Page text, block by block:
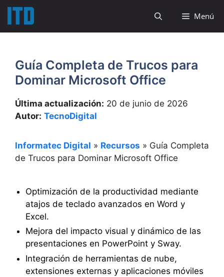
Saltar
contenido
Menú
Guía Completa de Trucos para
Dominar Microsoft Office
Última actualización: 20 de junio de 2026
Autor: TecnoDigital
Informatec Digital » Recursos » Guía Completa
de Trucos para Dominar Microsoft Office
Optimización de la productividad mediante
atajos de teclado avanzados en Word y
Excel.
Mejora del impacto visual y dinámico de las
presentaciones en PowerPoint y Sway.
Integración de herramientas de nube,
extensiones externas y aplicaciones móviles